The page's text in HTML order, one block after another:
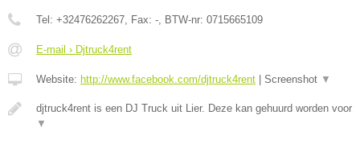
Tel: +32476262267, Fax: -, BTW-nr: 0715665109
E-mail › Djtruck4rent
Website: http://www.facebook.com/djtruck4rent Screenshot ▼
djtruck4rent is een DJ Truck uit Lier. Deze kan gehuurd worden voor
▼